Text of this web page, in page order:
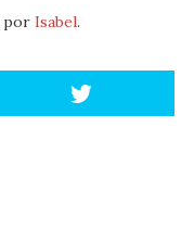
por Isabel.